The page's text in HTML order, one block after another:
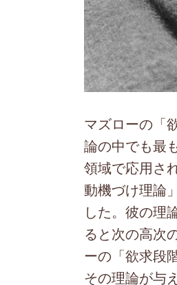
マズローの「
論の中でも最
領域で応用さ
動機づけ理論
した。彼の理
ると次の高次
ーの「欲求段
その理論が与